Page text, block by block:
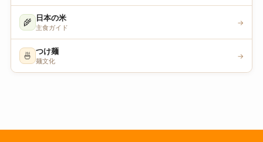
🌾 日本の米
主食ガイド
→
🍜 つけ麺
麺文化
→